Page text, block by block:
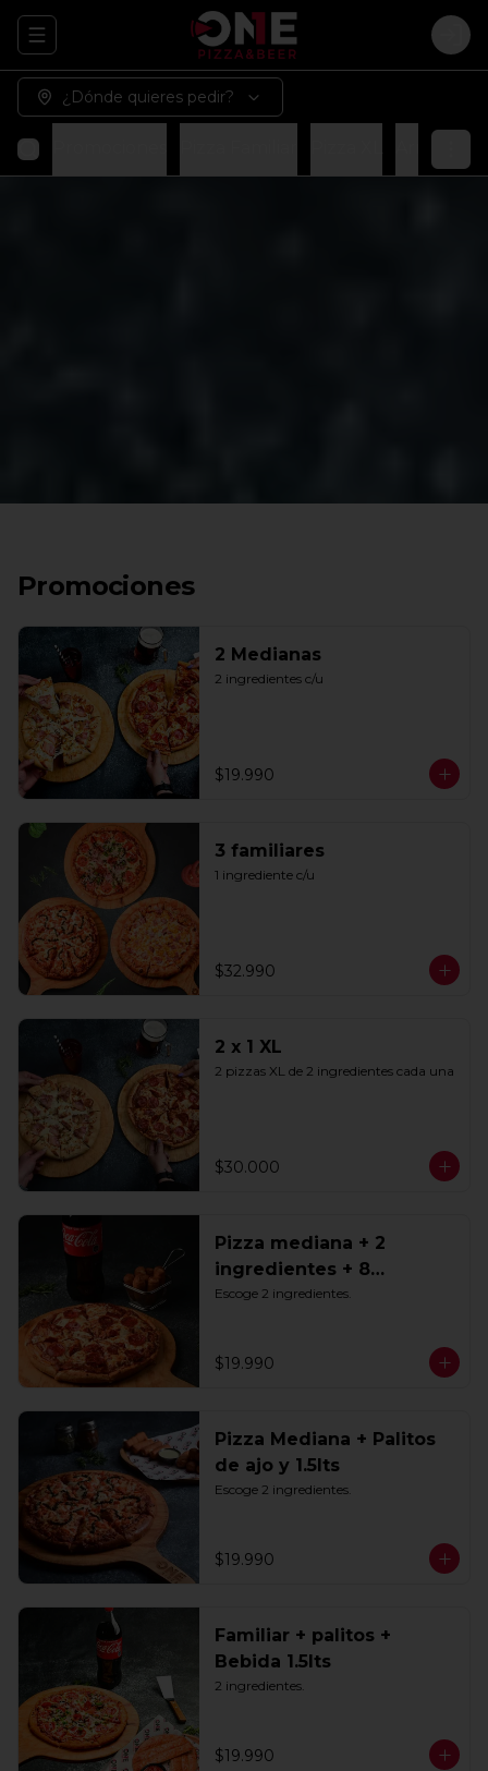
Abrir menu de navegación
¿Dónde quieres pedir?
Promociones
2 Medianas
2 ingredientes c/u
$19.990
3 familiares
1 ingrediente c/u
$32.990
2 x 1 XL
2 pizzas XL de 2 ingredientes cada una
$30.000
Pizza mediana + 2
ingredientes + 8
Tequeños + Bebida 1.5lts
Escoge 2 ingredientes.
$19.990
Pizza Mediana + Palitos
de ajo y 1.5lts
Escoge 2 ingredientes.
$19.990
Familiar + palitos +
Bebida 1.5lts
2 ingredientes.
$19.990